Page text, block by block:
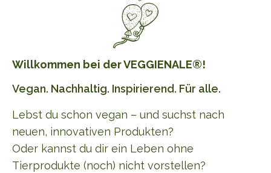
Willkommen bei der VEGGIENALE®!
Vegan. Nachhaltig. Inspirierend. Für alle.
Lebst du schon vegan – und suchst nach
neuen, innovativen Produkten?
Oder kannst du dir ein Leben ohne
Tierprodukte (noch) nicht vorstellen?